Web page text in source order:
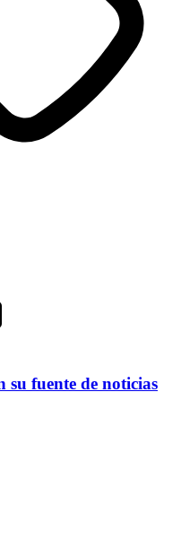
su fuente de noticias